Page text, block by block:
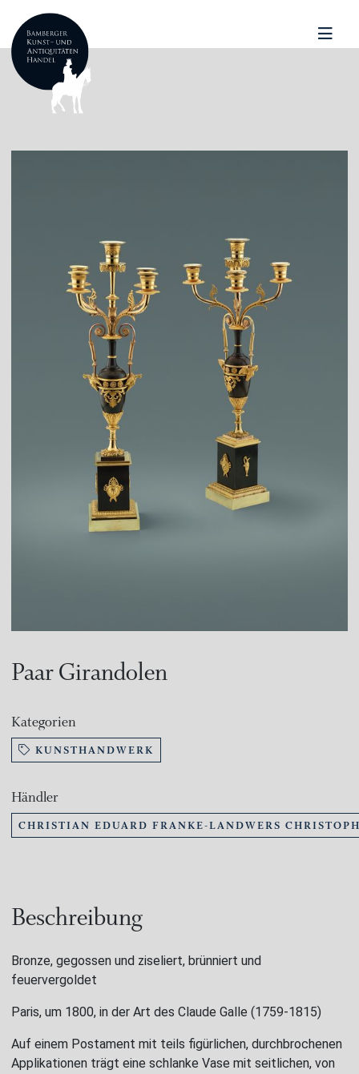
Paar Girandolen
Kategorien
KUNSTHANDWERK
Händler
CHRISTIAN EDUARD FRANKE-LANDWERS
Beschreibung
Bronze, gegossen und ziseliert, brünniert und
feuervergoldet
Paris, um 1800, in der Art des Claude Galle (1759-1815)
Auf einem Postament mit teils figürlichen, durchbrochenen
Applikationen trägt eine schlanke Vase mit seitlichen, von